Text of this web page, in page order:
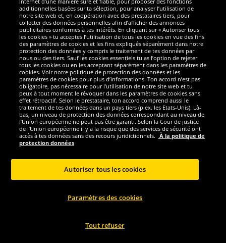
Nous sommes excellents
Réseaux sociaux
Tous droits réservés
valable pour les clients avec une adhésion de DealClub active.
additionnelles basées sur ta sélection, pour analyser l’utilisation de
notre site web et, en coopération avec des prestataires tiers, pour
collecter des données personnelles afin d’afficher des annonces
publicitaires conformes à tes intérêts. En cliquant sur « Autoriser tous
les cookies » tu acceptes l’utilisation de tous les cookies en vue des fins
des paramètres de cookies et les fins expliqués séparément dans notre
protection des données y compris le traitement de tes données par
nous ou des tiers. Sauf les cookies essentiels tu as l’option de rejeter
tous les cookies ou en les acceptant séparément dans les paramètres de
cookies. Voir notre politique de protection des données et les
paramètres de cookies pour plus d’informations. Ton accord n’est pas
obligatoire, pas nécessaire pour l’utilisation de notre site web et tu
peux à tout moment le révoquer dans les paramètres de cookies sans
effet rétroactif. Selon le prestataire, ton accord comprend aussi le
traitement de tes données dans un pays tiers (p.ex. les Etats-Unis). Là-
bas, un niveau de protection des données correspondant au niveau de
l’Union européenne ne peut pas être garanti. Selon la Cour de justice
de l’Union européenne il y a la risque que des services de sécurité ont
accès à tes données sans des recours juridictionnels. À la politique de
protection données
Paramètres des cookies
Tout refuser
Autoriser tous les cookies